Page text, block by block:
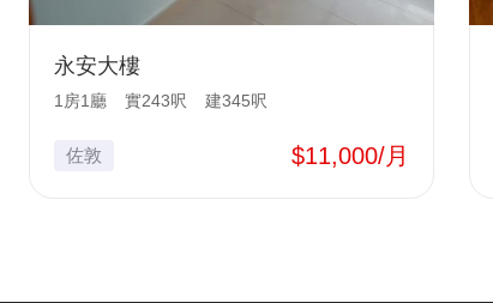
永安大樓
1房1廳 實243呎 建345呎
佐敦 $11,000/月